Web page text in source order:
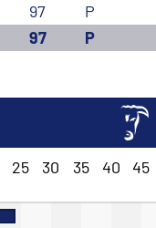
97
P
97 P
25 30 35 40 45